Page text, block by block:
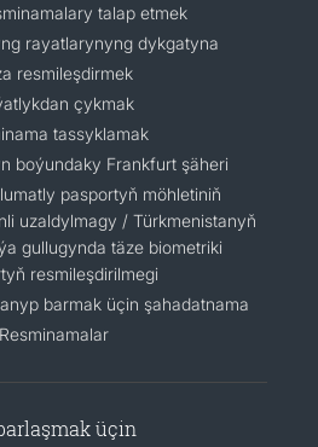
talap etmek
rayatlarynyng dykgatyna
resmileşdirmek
çykmak
tassyklamak
boýundaky Frankfurt şäheri
pasportyň möhletiniň
uzaldylmagy / Türkmenistanyň
gullugynda täze biometriki
resmileşdirilmegi
barmak üçin şahadatnama
Resminamalar
üçin